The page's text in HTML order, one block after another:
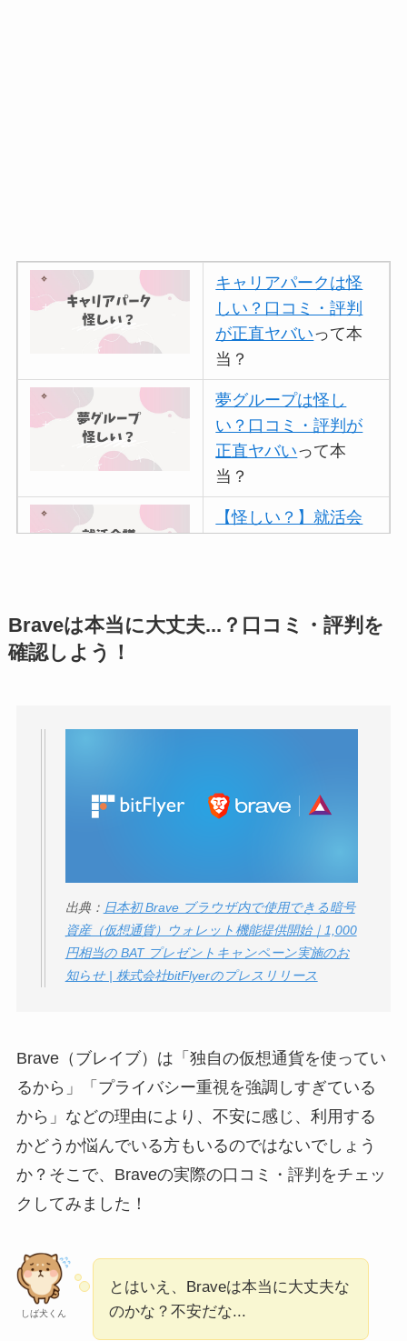
キャリアパークは怪
しい？口コミ・評判
が正直ヤバいって本
当？
夢グループは怪し
い？口コミ・評判が
正直ヤバいって本
当？
【怪しい？】就活会
アトムクリニックは
ミ・評判
は実際ど
う？
ロモート株式会社の
口コミ・評判は実際
どう？
【怪しい？】TikTok
ユリカコーポレーシ
ョンは怪しい？口コ
いって本当？
Temuは怪しい？口コ
Braveは本当に大丈夫...？口コミ・評判を
確認しよう！
出典： 日本初 Brave ブラウザ内で使用できる暗号
資産（仮想通貨）ウォレット機能提供開始｜1,000
円相当の BAT プレゼントキャンペーン実施のお
知らせ | 株式会社bitFlyerのプレスリリース
Brave（ブレイブ）は「独自の仮想通貨を使ってい
るから」「プライバシー重視を強調しすぎている
から」などの理由により、不安に感じ、利用する
かどうか悩んでいる方もいるのではないでしょう
か？そこで、Braveの実際の口コミ・評判をチェッ
クしてみました！
しば犬くん
とはいえ、Braveは本当に大丈夫な
のかな？不安だな...